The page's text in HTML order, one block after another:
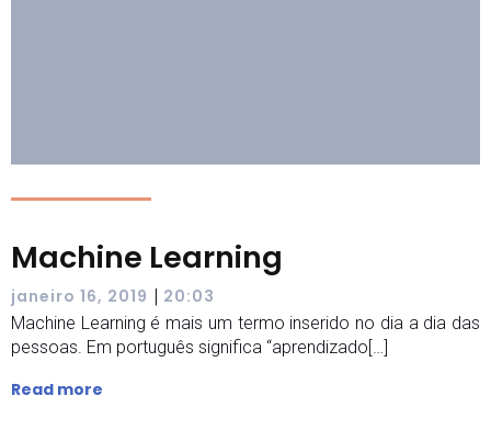
Machine Learning
janeiro 16, 2019 | 20:03
Machine Learning é mais um termo inserido no dia a dia das
pessoas. Em português significa “aprendizado[…]
Read more